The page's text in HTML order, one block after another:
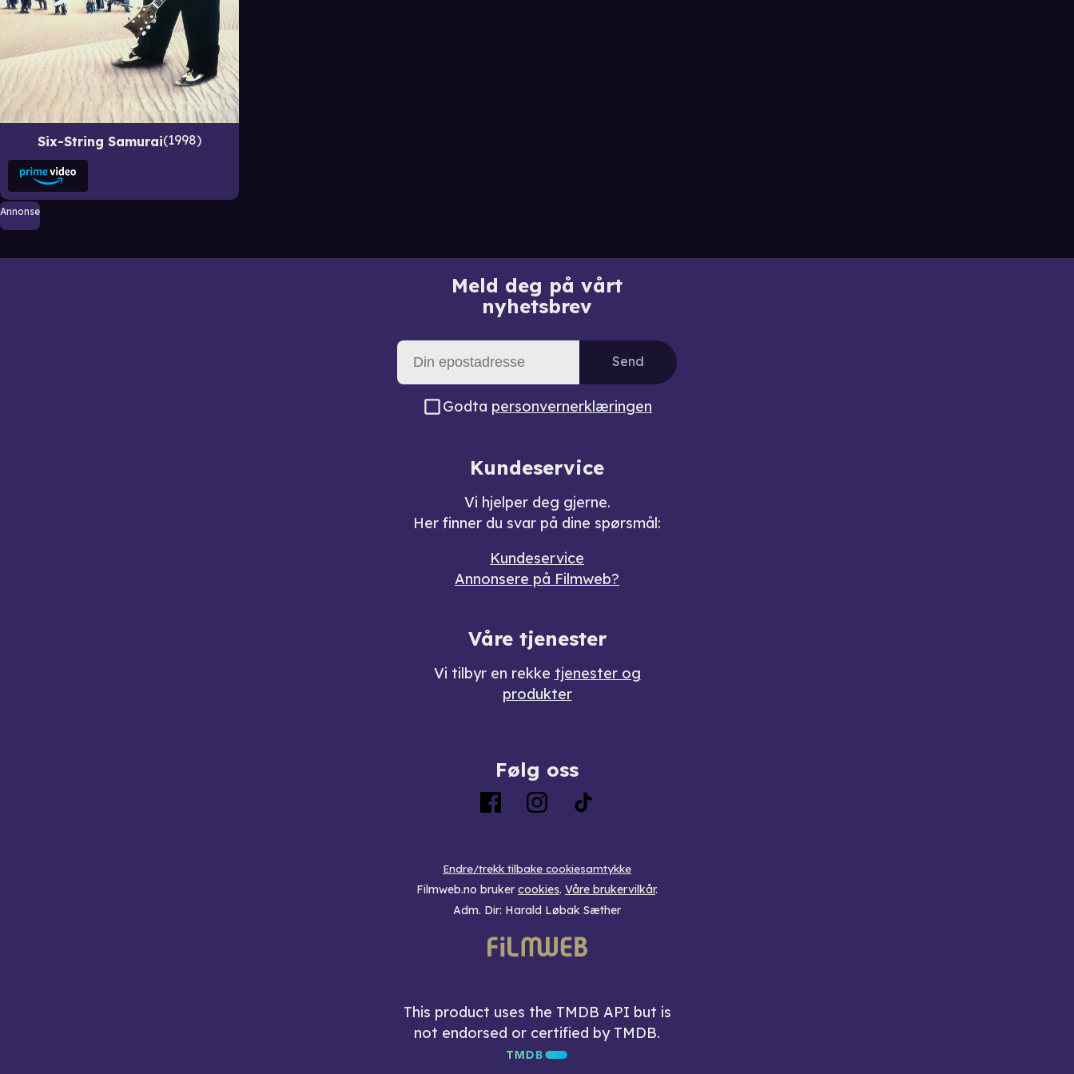
Six-String Samurai 1998
Annonse
Meld deg på vårt
nyhetsbrev
Send
Godta personvernerklæringen
Kundeservice
Vi hjelper deg gjerne.
Her finner du svar på dine spørsmål:
Kundeservice
Annonsere på Filmweb?
Våre tjenester
Vi tilbyr en rekke tjenester og
produkter
Følg oss
Endre/trekk tilbake cookiesamtykke
Filmweb.no bruker cookies. Våre brukervilkår.
Adm. Dir: Harald Løbak Sæther
This product uses the TMDB API but is
not endorsed or certified by TMDB.